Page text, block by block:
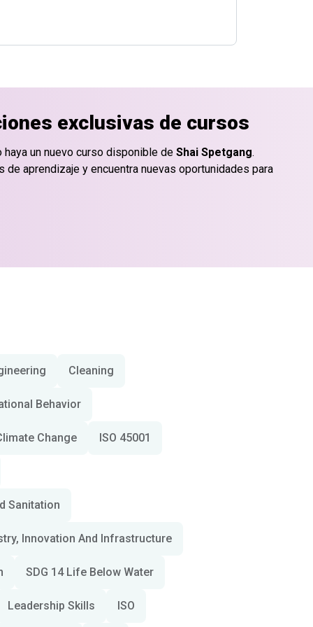
exclusivas de cursos
un nuevo curso disponible de Shai Spetgang.
aprendizaje y encuentra nuevas oportunidades para
Cleaning
Behavior
Change ISO 45001
Sanitation
Innovation And Infrastructure
SDG 14 Life Below Water
Leadership Skills ISO